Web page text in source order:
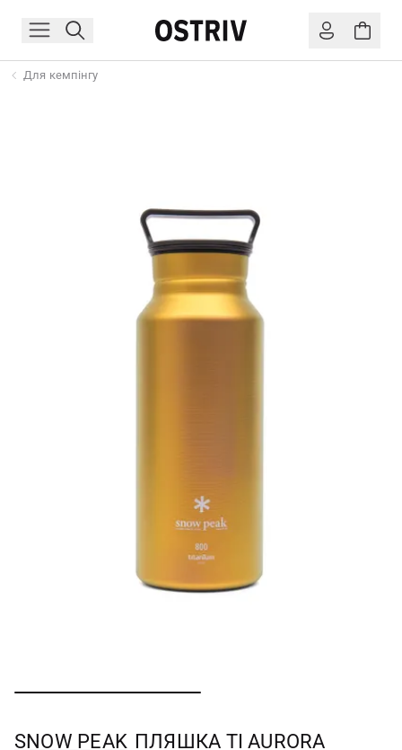
Для кемпінгу
SNOW PEAK ПЛЯШКА TI AURORA